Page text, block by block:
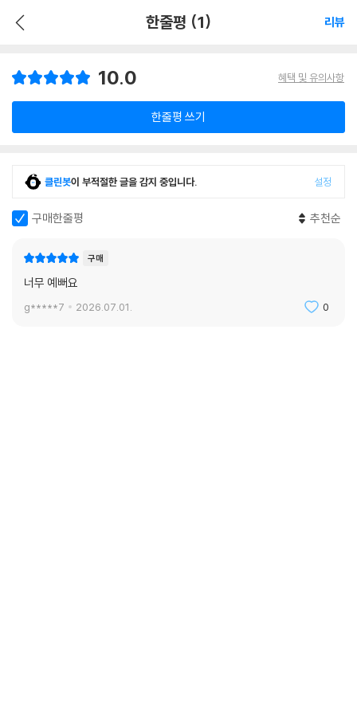
한줄평 (1) 리뷰
10.0 혜택 및 유의사항
한줄평 쓰기
클린봇이 부적절한 글을 감지 중입니다. 설정
구매한줄평 추천순
구매
너무 예뻐요
g*****7 2026.07.01. 0